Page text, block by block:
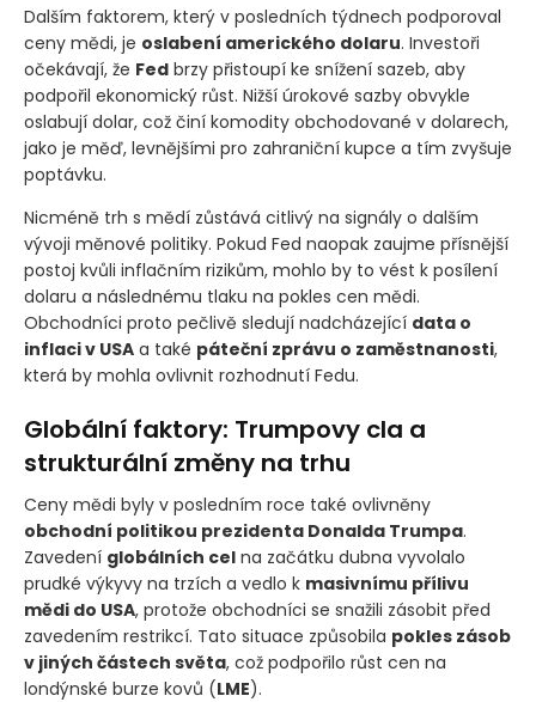
Dalším faktorem, který v posledních týdnech podporoval
ceny mědi, je oslabení amerického dolaru. Investoři
očekávají, že Fed brzy přistoupí ke snížení sazeb, aby
podpořil ekonomický růst. Nižší úrokové sazby obvykle
oslabují dolar, což činí komodity obchodované v dolarech,
jako je měď, levnějšími pro zahraniční kupce a tím zvyšuje
poptávku.
Nicméně trh s mědí zůstává citlivý na signály o dalším
vývoji měnové politiky. Pokud Fed naopak zaujme přísnější
postoj kvůli inflačním rizikům, mohlo by to vést k posílení
dolaru a následnému tlaku na pokles cen mědi.
Obchodníci proto pečlivě sledují nadcházející data o
inflaci v USA a také páteční zprávu o zaměstnanosti,
která by mohla ovlivnit rozhodnutí Fedu.
Globální faktory: Trumpovy cla a
strukturální změny na trhu
Ceny mědi byly v posledním roce také ovlivněny
obchodní politikou prezidenta Donalda Trumpa.
Zavedení globálních cel na začátku dubna vyvolalo
prudké výkyvy na trzích a vedlo k masivnímu přílivu
mědi do USA, protože obchodníci se snažili zásobit před
zavedením restrikcí. Tato situace způsobila pokles zásob
v jiných částech světa, což podpořilo růst cen na
londýnské burze kovů (LME).